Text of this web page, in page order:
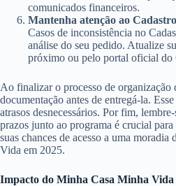
comunicados financeiros.
Mantenha atenção ao
Casos de inconsistência no
análise do seu pedido. Atualize
próximo ou pelo portal oficial do
Ao finalizar o processo de organização
documentação antes de entregá-la.
atrasos desnecessários. Por fim,
prazos junto ao programa é crucial
suas chances de acesso a uma
Vida em 2025.
Impacto do Minha Casa Minha Vida